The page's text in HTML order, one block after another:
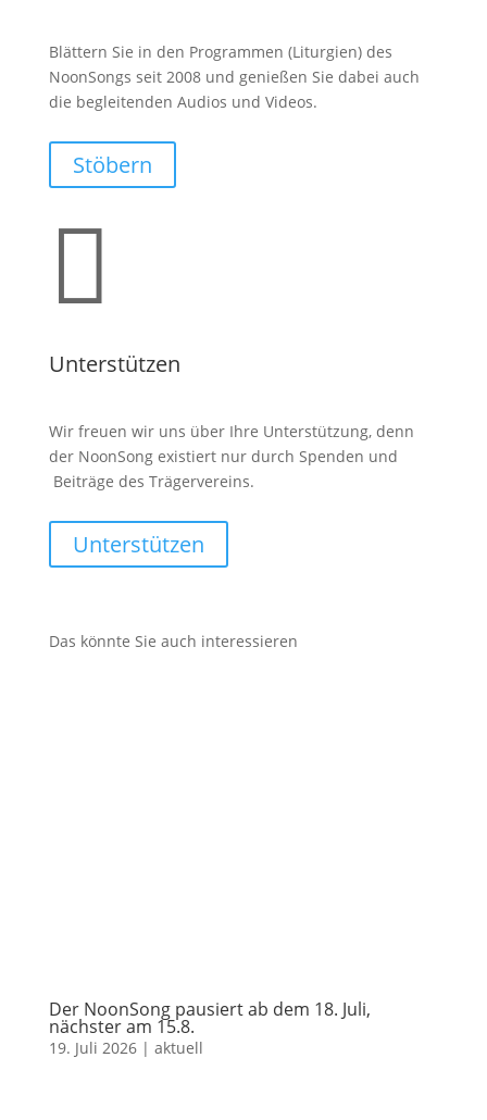
Blättern Sie in den Programmen (Liturgien) des
NoonSongs seit 2008 und genießen Sie dabei auch
die begleitenden Audios und Videos.
Stöbern

Unterstützen
Wir freuen wir uns über Ihre Unterstützung, denn
der NoonSong existiert nur durch Spenden und
Beiträge des Trägervereins.
Unterstützen
Das könnte Sie auch interessieren
Der NoonSong pausiert ab dem 18. Juli,
nächster am 15.8.
19. Juli 2026| aktuell